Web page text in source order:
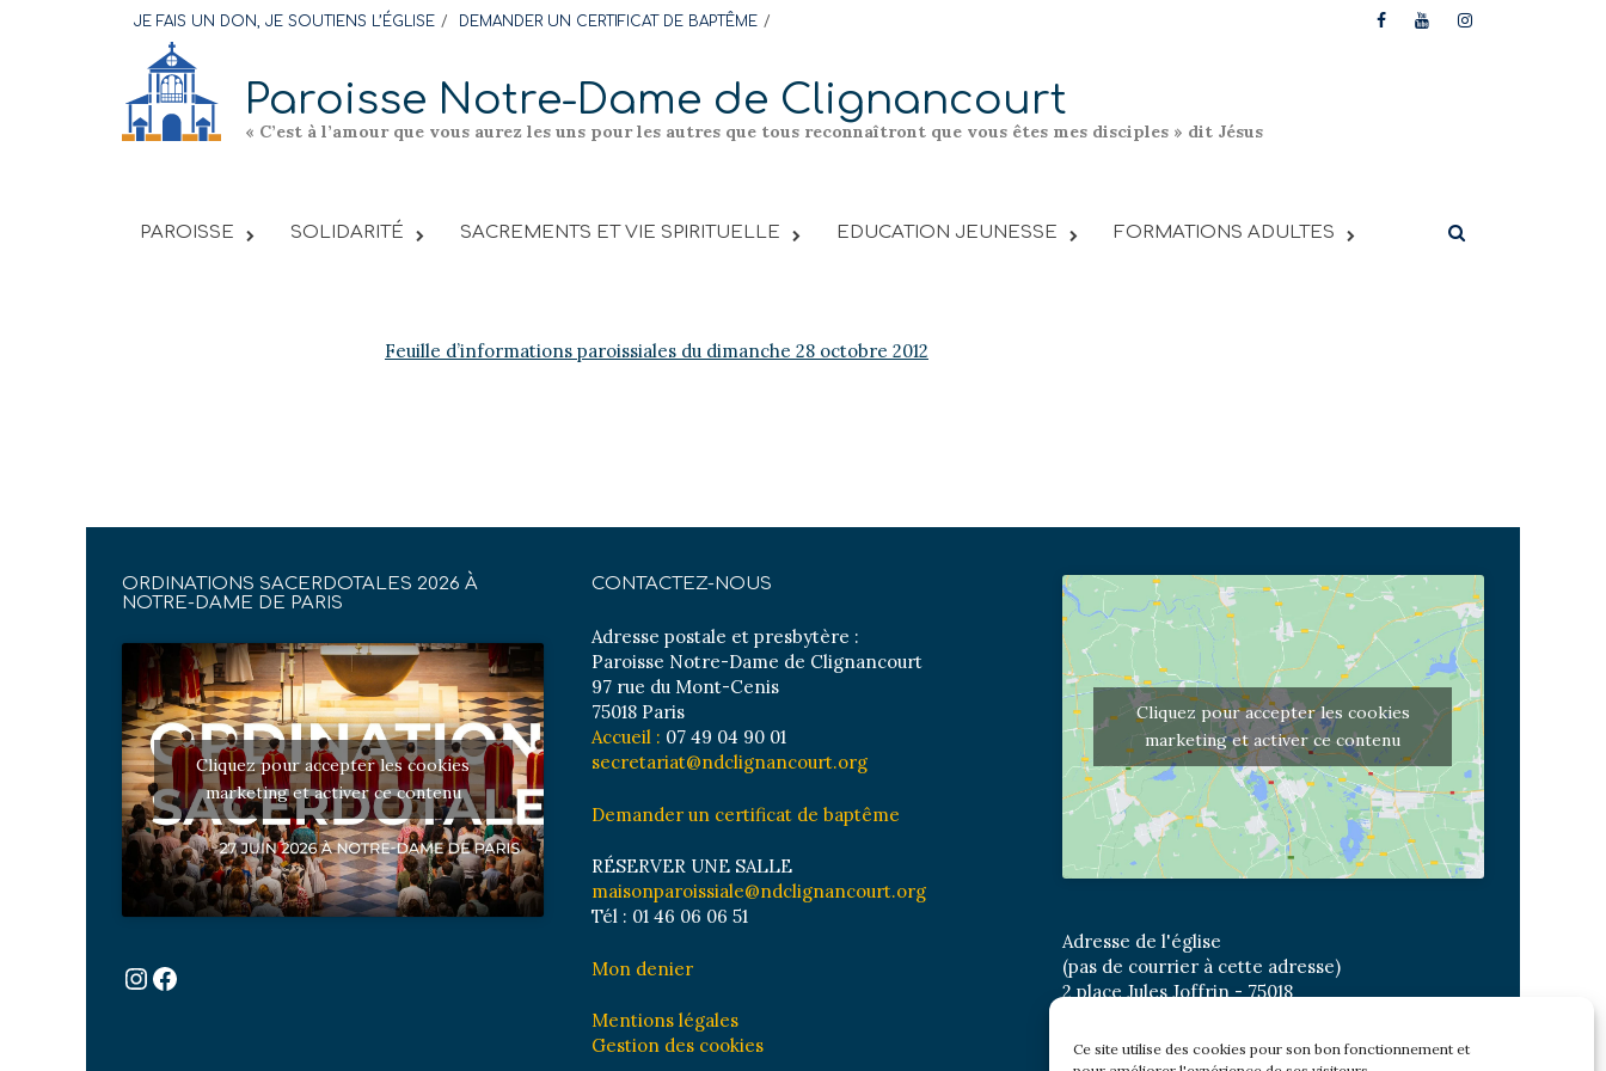
Ce site utilise des cookies pour son bon fonctionnement et
content
JE FAIS UN DON, JE SOUTIENS L’ÉGLISE DEMANDER UN CERTIFICAT DE BAPTÊME
Paroisse Notre-Dame de Clignancourt
« C’est à l’amour que vous aurez les uns pour les autres que tous reconnaîtront que vous êtes mes disciples » dit Jésus
PAROISSE SOLIDARITÉ SACREMENTS ET VIE SPIRITUELLE EDUCATION JEUNESSE FORMATIONS ADULTES
Feuille d’informations paroissiales du dimanche 28 octobre 2012
ORDINATIONS SACERDOTALES 2026 À
NOTRE-DAME DE PARIS
Cliquez pour accepter les cookies
marketing et activer ce contenu
Instagram
Facebook
CONTACTEZ-NOUS
Adresse postale et presbytère :
Paroisse Notre-Dame de Clignancourt
97 rue du Mont-Cenis
75018 Paris
Accueil : 07 49 04 90 01
secretariat@ndclignancourt.org
Demander un certificat de baptême
RÉSERVER UNE SALLE
maisonparoissiale@ndclignancourt.org
Tél : 01 46 06 06 51
Mon denier
Mentions légales
Gestion des cookies
Cliquez pour accepter les cookies
marketing et activer ce contenu
Adresse de l'église
(pas de courrier à cette adresse)
2 place Jules Joffrin - 75018
Bus : Mairie du XVIII